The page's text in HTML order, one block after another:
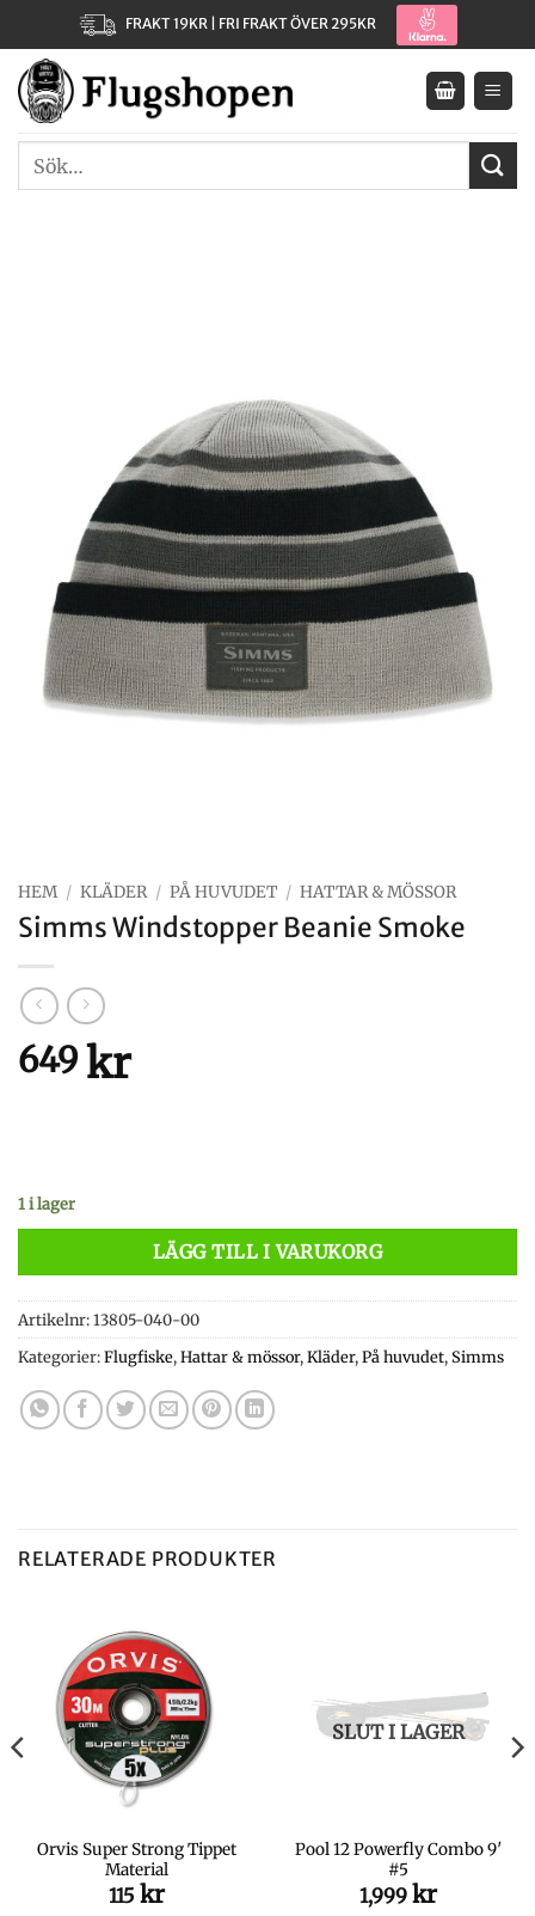
to
content
FRAKT 19KR | FRI FRAKT ÖVER 295KR
HEM / KLÄDER / PÅ HUVUDET / HATTAR & MÖSSOR
Simms Windstopper Beanie Smoke
649kr
1 i lager
LÄGG TILL I VARUKORG
Artikelnr:13805-040-00
Kategorier:Flugfiske,Hattar & mössor,Kläder,På huvudet,Simms
RELATERADE PRODUKTER
Orvis Super Strong Tippet
Material
115 kr
SLUT I LAGER
Pool 12 Powerfly Combo 9′
#5
1,999 kr